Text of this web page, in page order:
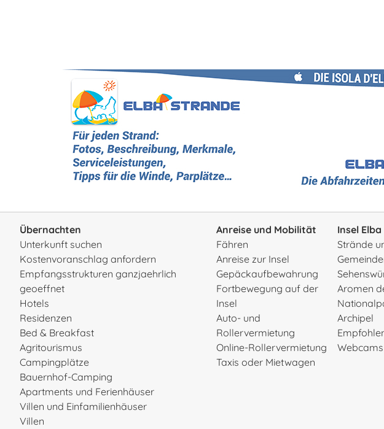
Übernachten
Unterkunft suchen
Kostenvoranschlag anfordern
Empfangsstrukturen ganzjaehrlich
geoeffnet
Hotels
Residenzen
Bed & Breakfast
Agritourismus
Campingplätze
Bauernhof-Camping
Apartments und Ferienhäuser
Villen und Einfamilienhäuser
Villen
Anreise und Mobilität
Fähren
Anreise zur Insel
Gepäckaufbewahrung
Fortbewegung auf der
Insel
Auto- und
Rollervermietung
Online-Rollervermietung
Taxis oder Mietwagen
Insel Elba
Strände
Aromen
Archipel
Webcams